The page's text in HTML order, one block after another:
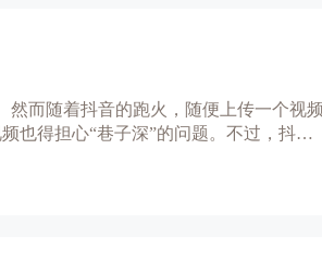
然而随着抖音的跑火，随便上传一个视
也得担心“巷子深”的问题。不过，抖音